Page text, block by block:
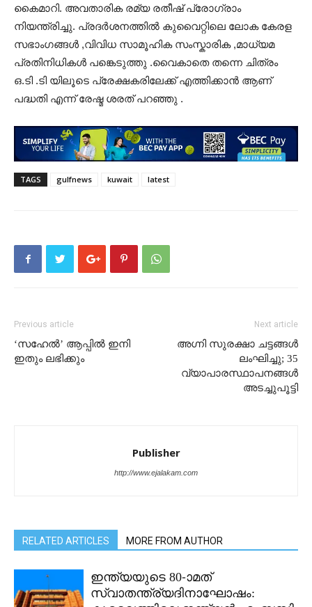
കൈമാറി. അവതാരിക രമ്യ രതീഷ് പ്രോഗ്രാം
നിയന്ത്രിച്ചു. പ്രദർശനത്തിൽ കുവൈറ്റിലെ ലോക കേരള
സഭാംഗങ്ങൾ ,വിവിധ സാമൂഹിക സംസ്കാരിക ,മാധ്യമ
പ്രതിനിധികൾ പങ്കെടുത്തു .വൈകാതെ തന്നെ ചിത്രം
ഒ.ടി .ടി യിലൂടെ പ്രേക്ഷകരിലേക്ക്‌ എത്തിക്കാൻ ആണ്
പദ്ധതി എന്ന് രേഷ്മ ശരത് പറഞ്ഞു .
TAGS gulfnews kuwait latest
Previous article
‘സഹേൽ’ ആപ്പിൽ ഇനി
ഇതും ലഭിക്കും
Next article
അഗ്നി സുരക്ഷാ ചട്ടങ്ങൾ
ലംഘിച്ചു; 35
വ്യാപാരസ്ഥാപനങ്ങൾ
അടച്ചുപൂട്ടി
Publisher
http://www.ejalakam.com
RELATED ARTICLES MORE FROM AUTHOR
ഇന്ത്യയുടെ 80-ാമത്
സ്വാതന്ത്ര്യദിനാഘോഷം: